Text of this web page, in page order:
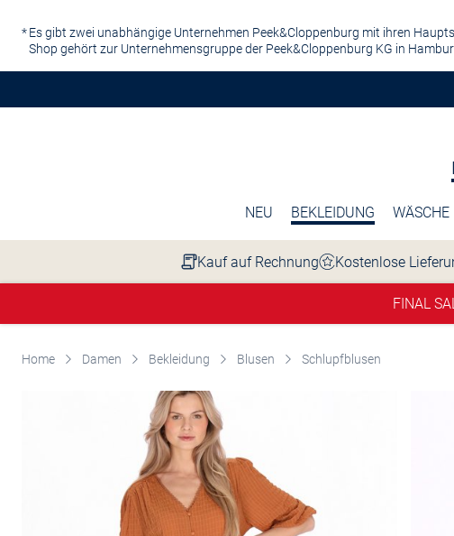
Es gibt zwei unabhängige Unternehmen Peek&Cloppenburg mit ihren
Shop gehört zur Unternehmensgruppe der Peek&Cloppenburg KG in
NEU BEKLEIDUNG WÄSCHE
Kauf auf Rechnung Kostenlose
FINAL
Home Damen Bekleidung Blusen Schlupfblusen